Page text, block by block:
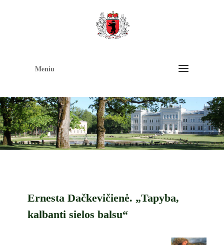
Meniu
Ernesta Dačkevičienė. „Tapyba,
kalbanti sielos balsu“